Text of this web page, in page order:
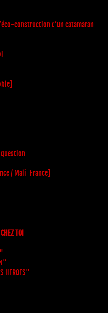
construction d’un catamaran
question
/ Mali-France]
TOI
HEROES"